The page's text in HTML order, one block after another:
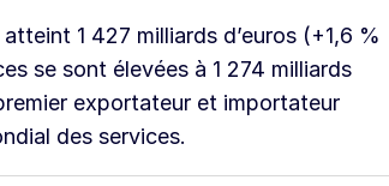
1 427 milliards d’euros (+1,6 %
se sont élevées à 1 274 milliards
exportateur et importateur
des services.